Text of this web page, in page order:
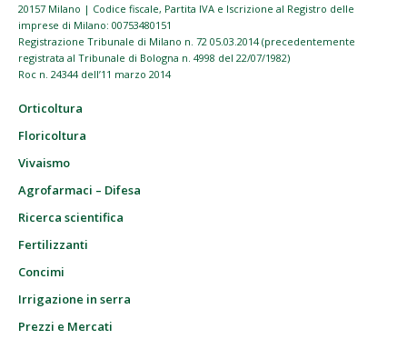
20157 Milano | Codice fiscale, Partita IVA e Iscrizione al Registro delle
imprese di Milano: 00753480151
Registrazione Tribunale di Milano n. 72 05.03.2014 (precedentemente
registrata al Tribunale di Bologna n. 4998 del 22/07/1982)
Roc n. 24344 dell’11 marzo 2014
Orticoltura
Floricoltura
Vivaismo
Agrofarmaci – Difesa
Ricerca scientifica
Fertilizzanti
Concimi
Irrigazione in serra
Prezzi e Mercati